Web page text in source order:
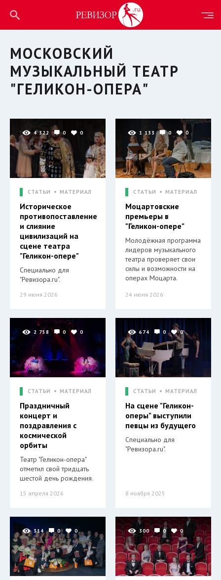
МОСКОВСКИЙ
МУЗЫКАЛЬНЫЙ ТЕАТР
"ГЕЛИКОН-ОПЕРА"
4 322 0 0
СТАТЬИ МАТЕРИАЛ
Историческое
противопоставление
и слияние
цивилизаций на
сцене театра
"Геликон-опере"
Специально для
"Ревизора.ru".
29 июня 2026
1 133 0 0
СТАТЬИ МАТЕРИАЛ
Моцартовские
премьеры в
"Геликон-опере"
Молодёжная программа
лидеров музыкального
театра проверяет свои
силы и возможности на
операх Моцарта.
24 июня 2026
2 758 0 0
СТАТЬИ МАТЕРИАЛ
Праздничный
концерт и
поздравления с
космической
орбиты
Театр "Геликон-опера"
отметил свой тридцать
шестой день рождения.
15 апреля 2026
674 0 0
СТАТЬИ МАТЕРИАЛ
На сцене "Геликон-
оперы" выступили
певцы из будущего
Специально для
"Ревизора.ru".
8 ноября 2025
314 0 0 300 0 0